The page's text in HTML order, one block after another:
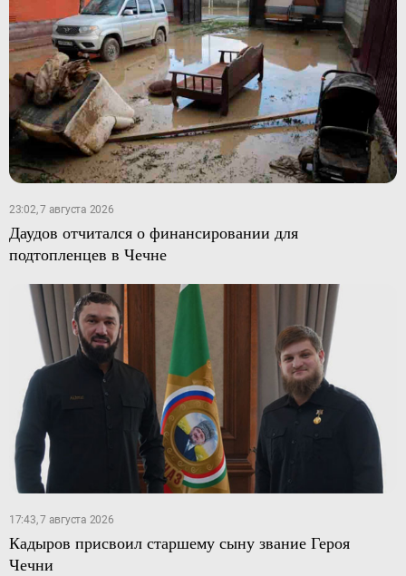
23:02, 7 августа 2026
Даудов отчитался о финансировании для
подтопленцев в Чечне
17:43, 7 августа 2026
Кадыров присвоил старшему сыну звание Героя
Чечни